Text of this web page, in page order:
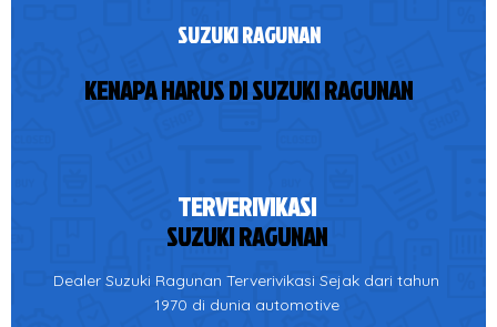
SUZUKI RAGUNAN
KENAPA HARUS DI SUZUKI RAGUNAN
TERVERIVIKASI
SUZUKI RAGUNAN
Dealer Suzuki Ragunan Terverivikasi Sejak dari tahun
1970 di dunia automotive